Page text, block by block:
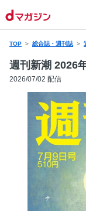
TOP 総合誌・週刊誌
週刊新潮 2026
2026/07/02 配信